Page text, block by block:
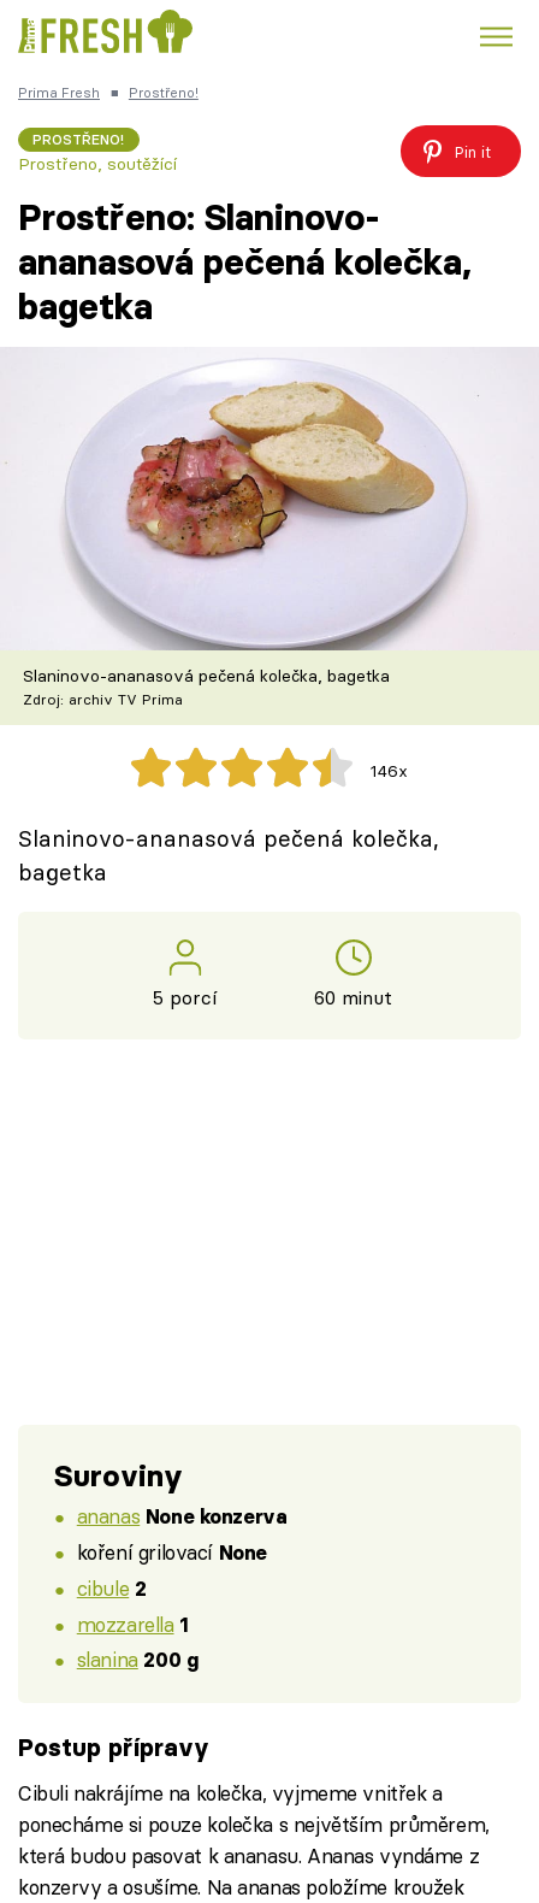
Česká kuchyně
Témata
Články
TV Program
Škola vaření
Recepty z TV
Speciál: Cuketa
Těhotnej kuchař
Přihlášení
Prima Fresh ■ Prostřeno!
PROSTŘENO!
Prostřeno, soutěžící
Pin it
Prostřeno: Slaninovo-
ananasová pečená kolečka,
bagetka
Slaninovo-ananasová pečená kolečka, bagetka
Zdroj: archiv TV Prima
146x
Slaninovo-ananasová pečená kolečka,
bagetka
5 porcí 60 minut
Suroviny
ananas None konzerva
koření grilovací None
cibule 2
mozzarella 1
slanina 200 g
Postup přípravy
Cibuli nakrájíme na kolečka, vyjmeme vnitřek a
ponecháme si pouze kolečka s největším průměrem,
která budou pasovat k ananasu. Ananas vyndáme z
konzervy a osušíme. Na ananas položíme kroužek